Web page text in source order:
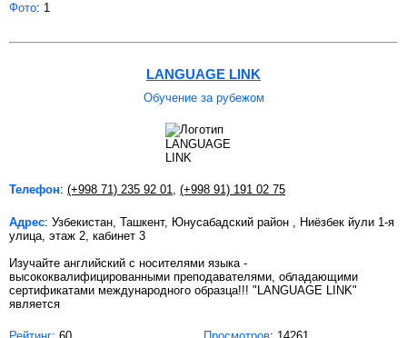
Фото: 1
LANGUAGE LINK
Обучение за рубежом
Телефон: (+998 71) 235 92 01, (+998 91) 191 02 75
Адрес: Узбекистан, Ташкент, Юнусабадский район , Ниёзбек йули 1-я
улица, этаж 2, кабинет 3
Изучайте английский с носителями языка -
высококвалифицированными преподавателями, обладающими
сертификатами международного образца!!! "LANGUAGE LINK"
является